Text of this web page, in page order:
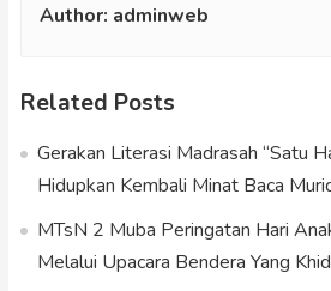
Author: adminweb
Related Posts
Gerakan Literasi Madrasah “Satu
Hidupkan Kembali Minat Baca
MTsN 2 Muba Peringatan Hari
Melalui Upacara Bendera Yang